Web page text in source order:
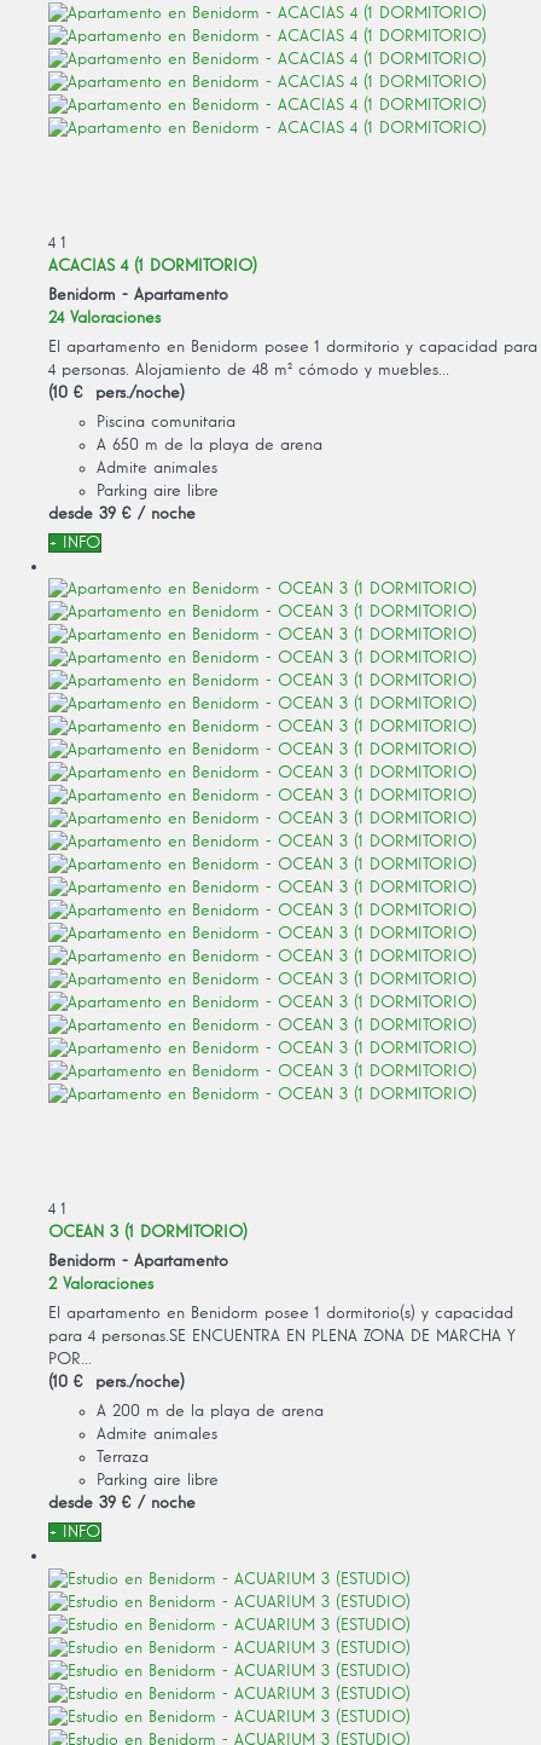
4 1
ACACIAS 4 (1 DORMITORIO)
Benidorm - Apartamento
24 Valoraciones
El apartamento en Benidorm posee 1 dormitorio y capacidad para
4 personas. Alojamiento de 48 m² cómodo y muebles...
(10 € pers./noche)
Piscina comunitaria
A 650 m de la playa de arena
Admite animales
Parking aire libre
desde 39 € / noche
+ INFO
4 1
OCEAN 3 (1 DORMITORIO)
Benidorm - Apartamento
2 Valoraciones
El apartamento en Benidorm posee 1 dormitorio(s) y capacidad
para 4 personas.SE ENCUENTRA EN PLENA ZONA DE MARCHA Y
POR...
(10 € pers./noche)
A 200 m de la playa de arena
Admite animales
Terraza
Parking aire libre
desde 39 € / noche
+ INFO